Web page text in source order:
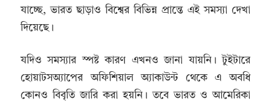
যাচ্ছে, ভারত ছাড়াও বিশ্বের বিভিন্ন প্রান্তে এই সমস্যা দেখা
দিয়েছে।
যদিও সমস্যার স্পষ্ট কারণ এখনও জানা যায়নি। টুইটারে
হোয়াটসঅ্যাপের অফিশিয়াল অ্যাকাউন্ট থেকে এ অবধি
কোনও বিবৃতি জারি করা হয়নি। তবে ভারত ও আমেরিকা